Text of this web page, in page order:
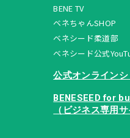
BENE TV
ベネちゃんSHOP
ベネシード柔道部
ベネシード公式
公式オンライン
BENESEED for
（ビジネス専用サ